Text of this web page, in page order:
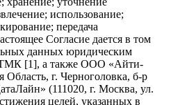
использование;
передача
Согласие дается в том
данных юридическим
[1], а также ООО «Айти-
Область, г. Черноголовка, б-р
(111020, г. Москва, ул.
целей, указанных в